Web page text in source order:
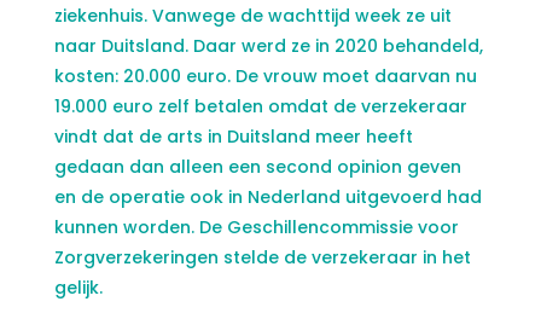
ziekenhuis. Vanwege de wachttijd week ze uit
naar Duitsland. Daar werd ze in 2020 behandeld,
kosten: 20.000 euro. De vrouw moet daarvan nu
19.000 euro zelf betalen omdat de verzekeraar
vindt dat de arts in Duitsland meer heeft
gedaan dan alleen een second opinion geven
en de operatie ook in Nederland uitgevoerd had
kunnen worden. De Geschillencommissie voor
Zorgverzekeringen stelde de verzekeraar in het
gelijk.